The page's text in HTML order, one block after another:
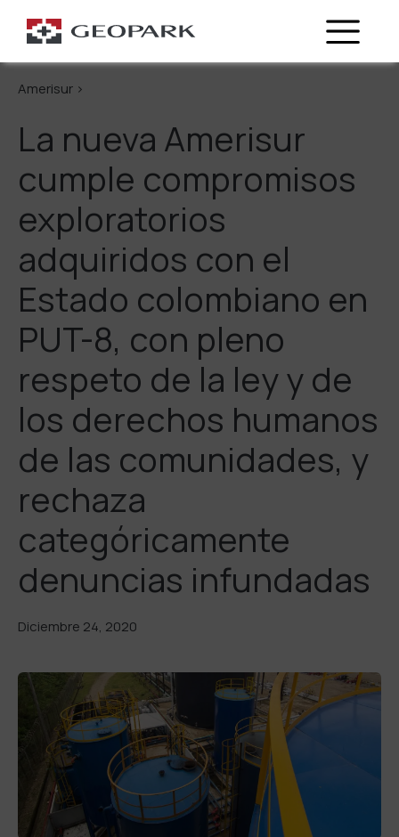
Regresa
Amerisur >
La nueva Amerisur
cumple compromisos
exploratorios
adquiridos con el
Estado colombiano en
PUT-8, con pleno
respeto de la ley y de
los derechos humanos
de las comunidades, y
rechaza
categóricamente
denuncias infundadas
Diciembre 24, 2020